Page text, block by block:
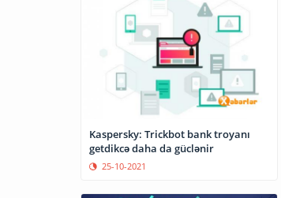
Kaspersky: Trickbot bank troyanı
getdikcə daha da güclənir
25-10-2021